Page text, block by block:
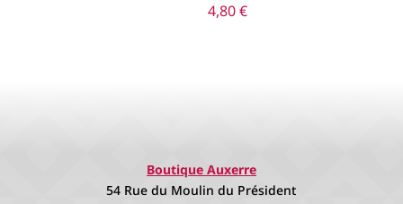
4,80€
Boutique Auxerre
54 Rue du Moulin du Président